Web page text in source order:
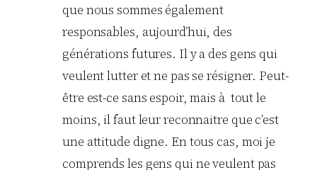
que nous sommes également
responsables, aujourd’hui, des
générations futures. Il y a des gens qui
veulent lutter et ne pas se résigner. Peut-
être est-ce sans espoir, mais à tout le
moins, il faut leur reconnaitre que c’est
une attitude digne. En tous cas, moi je
comprends les gens qui ne veulent pas